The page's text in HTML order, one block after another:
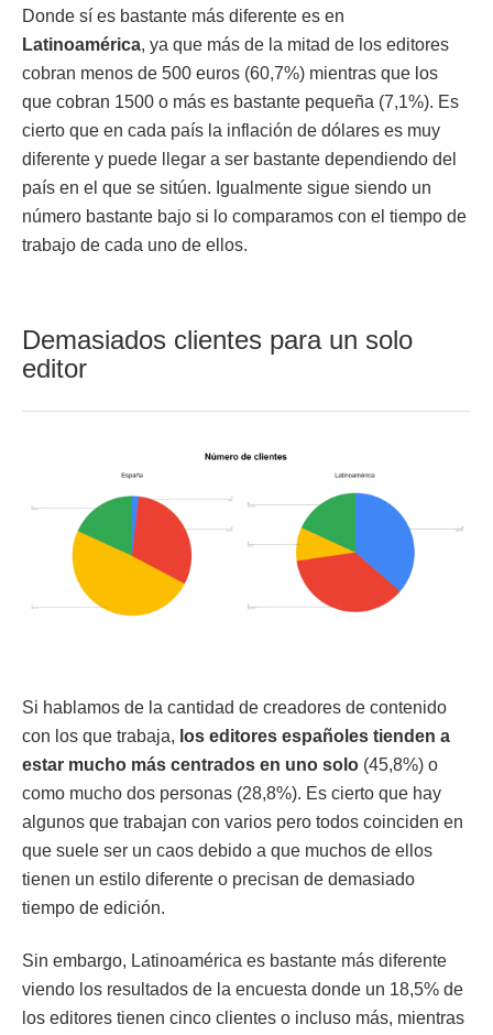
Donde sí es bastante más diferente es en
Latinoamérica, ya que más de la mitad de los editores
cobran menos de 500 euros (60,7%) mientras que los
que cobran 1500 o más es bastante pequeña (7,1%). Es
cierto que en cada país la inflación de dólares es muy
diferente y puede llegar a ser bastante dependiendo del
país en el que se sitúen. Igualmente sigue siendo un
número bastante bajo si lo comparamos con el tiempo de
trabajo de cada uno de ellos.
Demasiados clientes para un solo
editor
Si hablamos de la cantidad de creadores de contenido
con los que trabaja, los editores españoles tienden a
estar mucho más centrados en uno solo (45,8%) o
como mucho dos personas (28,8%). Es cierto que hay
algunos que trabajan con varios pero todos coinciden en
que suele ser un caos debido a que muchos de ellos
tienen un estilo diferente o precisan de demasiado
tiempo de edición.
Sin embargo, Latinoamérica es bastante más diferente
viendo los resultados de la encuesta donde un 18,5% de
los editores tienen cinco clientes o incluso más, mientras